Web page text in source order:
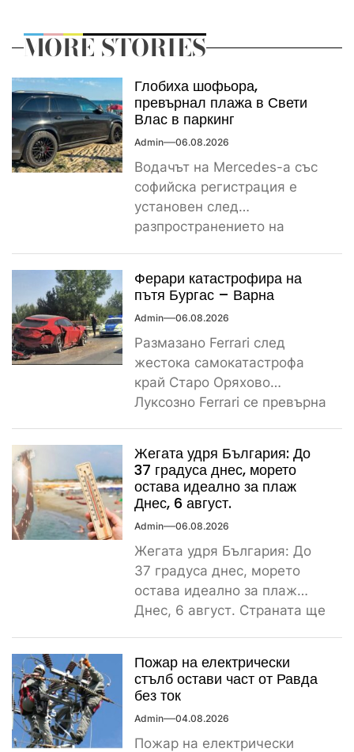
MORE STORIES
Глобиха шофьора,
превърнал плажа в Свети
Влас в паркинг
Admin 06.08.2026
Водачът на Mercedes-а със
софийска регистрация е
установен след
разпространението на
1000...
Ферари катастрофира на
пътя Бургас – Варна
Admin 06.08.2026
Размазано Ferrari след
жестока самокатастрофа
край Старо Оряхово
Луксозно Ferrari се превърна
сутрин...
Жегата удря България: До
37 градуса днес, морето
остава идеално за плаж
Днес, 6 август.
Admin 06.08.2026
Жегата удря България: До
37 градуса днес, морето
остава идеално за плаж
Днес, 6 август. Страната ще
Пожар на електрически
стълб остави част от Равда
без ток
Admin 04.08.2026
Пожар на електрически